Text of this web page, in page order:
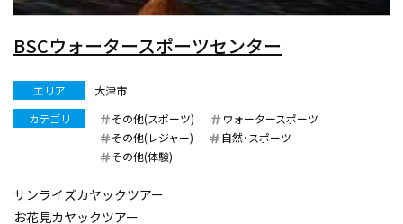
BSCウォータースポーツセンター
エリア
大津市
カテゴリ
その他(スポーツ)
ウォータースポーツ
その他(レジャー)
自然･スポーツ
その他(体験)
サンライズカヤックツアー
お花見カヤックツアー